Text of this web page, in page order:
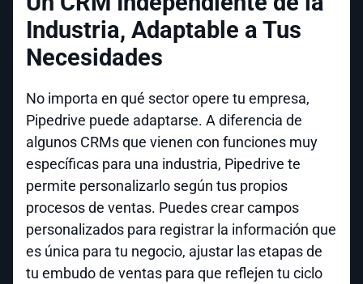
Industria, Adaptable a Tus
Necesidades
No importa en qué sector opere tu empresa,
Pipedrive puede adaptarse. A diferencia de
algunos CRMs que vienen con funciones muy
específicas para una industria, Pipedrive te
permite personalizarlo según tus propios
procesos de ventas. Puedes crear campos
personalizados para registrar la información que
es única para tu negocio, ajustar las etapas de
tu embudo de ventas para que reflejen tu ciclo